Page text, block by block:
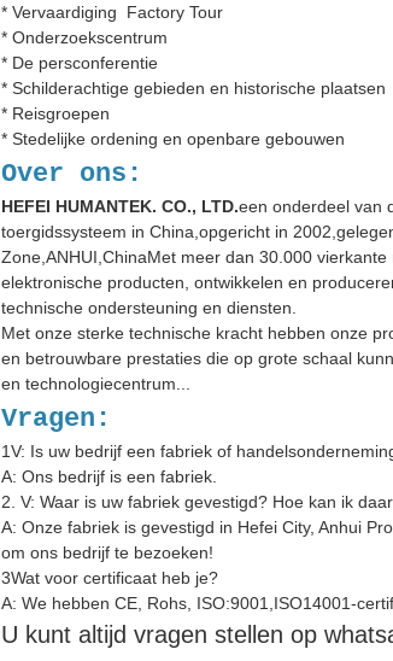
* Vervaardiging ️ Factory Tour
* Onderzoekscentrum
* De persconferentie
* Schilderachtige gebieden en historische plaatsen
* Reisgroepen
* Stedelijke ordening en openbare gebouwen
Over ons:
HEFEI HUMANTEK. CO., LTD.een onderdeel van
toergidssysteem in China,opgericht in
Zone,ANHUI,ChinaMet meer dan 30.000
elektronische producten, ontwikkelen en
technische ondersteuning en diensten.
Met onze sterke technische kracht hebben onze
en betrouwbare prestaties die op grote schaal
en technologiecentrum...
Vragen:
1V: Is uw bedrijf een fabriek of
A: Ons bedrijf is een fabriek.
2. V: Waar is uw fabriek gevestigd? Hoe kan ik
A: Onze fabriek is gevestigd in Hefei City, Anhui
om ons bedrijf te bezoeken!
3Wat voor certificaat heb je?
A: We hebben CE, Rohs, ISO:9001,ISO14001-
U kunt altijd vragen stellen op